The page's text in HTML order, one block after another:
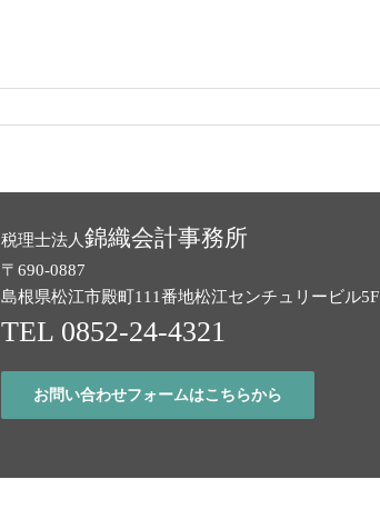
税理士法人錦織会計事務所
〒690-0887
島根県松江市殿町111番地松江センチュリービル5F
TEL 0852-24-4321
お問い合わせフォームはこちらから